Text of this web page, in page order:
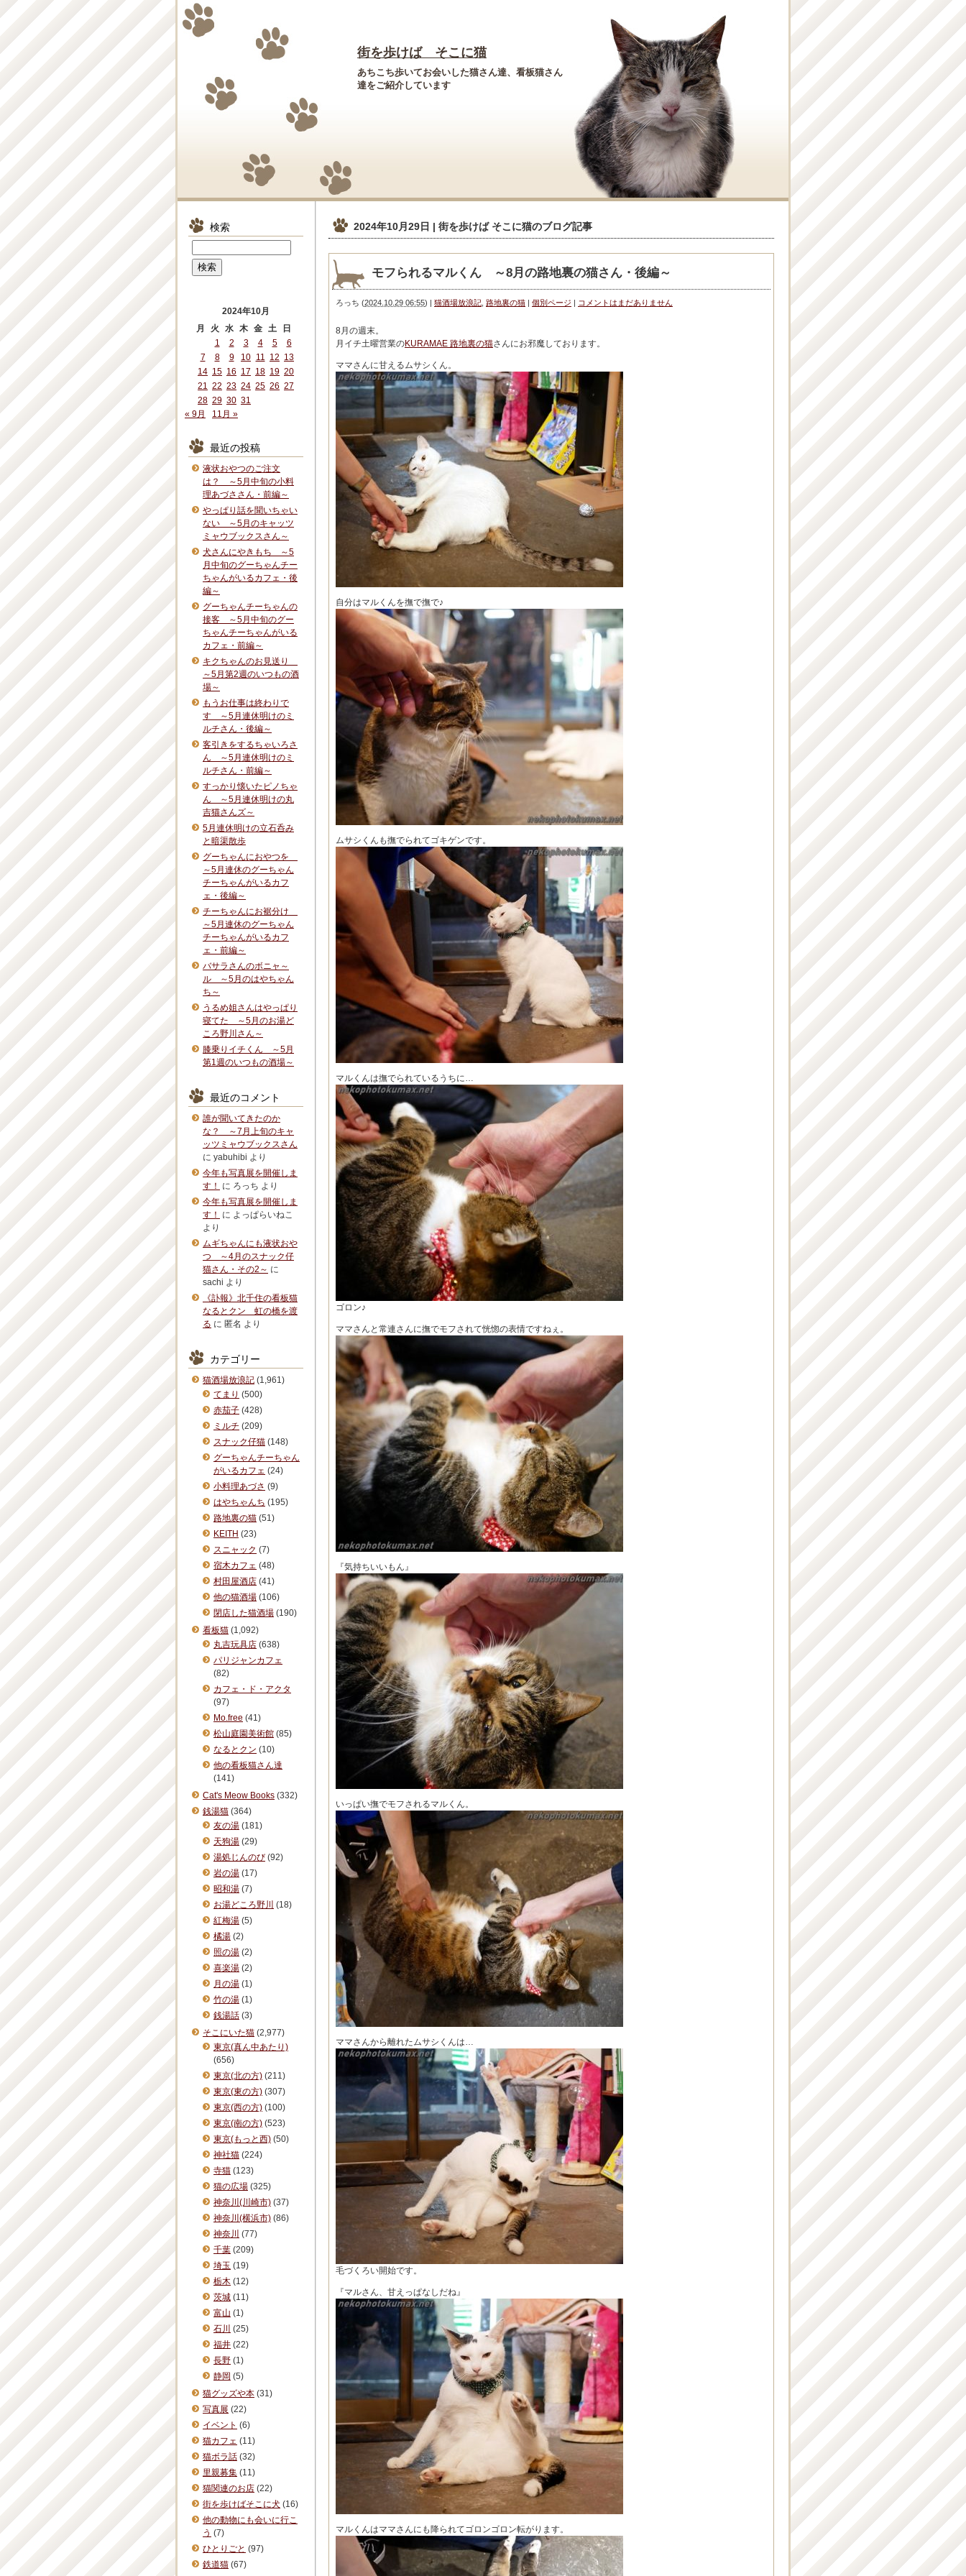
街を歩けば そこに猫
あちこち歩いてお会いした猫さん達、看板猫さん
達をご紹介しています
2024年10月29日 | 街を歩けば そこに猫のブログ記事
モフられるマルくん ～8月の路地裏の猫さん・後編～
ろっち (2024.10.29 06:55) | 猫酒場放浪記 路地裏の猫 | 個別ページ | コメントはまだありません
8月の週末。
月イチ土曜営業のKURAMAE 路地裏の猫さんにお邪魔しております。
ママさんに甘えるムサシくん。
自分はマルくんを撫で撫で♪
ムサシくんも撫でられてゴキゲンです。
マルくんは撫でられているうちに…
ゴロン♪
ママさんと常連さんに撫でモフされて恍惚の表情ですねぇ。
『気持ちいいもん』
いっぱい撫でモフされるマルくん。
ママさんから離れたムサシくんは…
毛づくろい開始です。
『マルさん、甘えっぱなしだね』
マルくんはママさんにも降られてゴロンゴロン転がります。
検索
2024年10月
月
火 水 木 金 土
日
1
2 3 4 5
6
7
8 9 10 11 12 13
14 15 16 17 18 19 20
21 22 23 24 25 26 27
28 29 30 31
« 9月
11月 »
最近の投稿
液状おやつのご注文
は？ ～5月中旬の小料
理あづささん・前編～
やっぱり話を聞いちゃい
ない ～5月のキャッツ
ミャウブックスさん～
犬さんにやきもち ～5
月中旬のグーちゃんチー
ちゃんがいるカフェ・後
編～
グーちゃんチーちゃんの
接客 ～5月中旬のグー
ちゃんチーちゃんがいる
カフェ・前編～
キクちゃんのお見送り
～5月第2週のいつもの酒
場～
もうお仕事は終わりで
す ～5月連休明けのミ
ルチさん・後編～
客引きをするちゃいろさ
ん ～5月連休明けのミ
ルチさん・前編～
すっかり懐いたピノちゃ
ん ～5月連休明けの丸
吉猫さんズ～
5月連休明けの立石呑み
と暗渠散歩
グーちゃんにおやつを
～5月連休のグーちゃん
チーちゃんがいるカフ
ェ・後編～
チーちゃんにお裾分け
～5月連休のグーちゃん
チーちゃんがいるカフ
ェ・前編～
バサラさんのボニャ～
ル ～5月のはやちゃん
ち～
うるめ姐さんはやっぱり
寝てた ～5月のお湯ど
ころ野川さん～
膝乗りイチくん ～5月
第1週のいつもの酒場～
最近のコメント
誰が聞いてきたのか
な？ ～7月上旬のキャ
ッツミャウブックスさん
に yabuhibi より
今年も写真展を開催しま
す！
に ろっち より
今年も写真展を開催しま
す！
に よっぱらいねこ
より
ムギちゃんにも液状おや
つ ～4月のスナック仔
猫さん・その2～ に
sachi より
《訃報》北千住の看板猫
なるとクン 虹の橋を渡
る に 匿名 より
カテゴリー
猫酒場放浪記 (1,961)
てまり (500)
赤茄子 (428)
ミルチ (209)
スナック仔猫 (148)
グーちゃんチーちゃん
がいるカフェ (24)
小料理あづさ (9)
はやちゃんち (195)
路地裏の猫 (51)
KEITH (23)
スニャック (7)
宿木カフェ (48)
村田屋酒店 (41)
他の猫酒場 (106)
閉店した猫酒場 (190)
看板猫 (1,092)
丸吉玩具店 (638)
パリジャンカフェ
(82)
カフェ・ド・アクタ
(97)
Mo.free (41)
松山庭園美術館 (85)
なるとクン (10)
他の看板猫さん達
(141)
Cat's Meow Books (332)
銭湯猫 (364)
友の湯 (181)
天狗湯 (29)
湯処じんのび (92)
岩の湯 (17)
昭和湯 (7)
お湯どころ野川 (18)
紅梅湯 (5)
橘湯 (2)
照の湯 (2)
喜楽湯 (2)
月の湯 (1)
竹の湯 (1)
銭湯話 (3)
そこにいた猫 (2,977)
東京(真ん中あたり)
(656)
東京(北の方) (211)
東京(東の方) (307)
東京(西の方) (100)
東京(南の方) (523)
東京(もっと西) (50)
神社猫 (224)
寺猫 (123)
猫の広場 (325)
神奈川(川崎市) (37)
神奈川(横浜市) (86)
神奈川 (77)
千葉 (209)
埼玉 (19)
栃木 (12)
茨城 (11)
富山 (1)
石川 (25)
福井 (22)
長野 (1)
静岡 (5)
猫グッズや本 (31)
写真展 (22)
イベント (6)
猫カフェ (11)
猫ボラ話 (32)
里親募集 (11)
猫関連のお店 (22)
街を歩けばそこに犬 (16)
他の動物にも会いに行こ
う (7)
ひとりごと (97)
鉄道猫 (67)